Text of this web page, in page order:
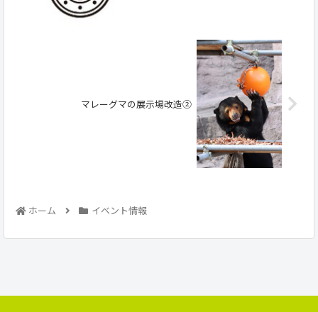
マレーグマの展示場改造②
ホーム イベント情報